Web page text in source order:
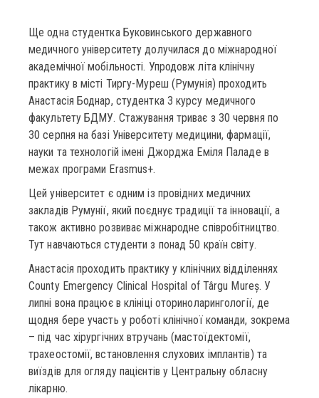
Ще одна студентка Буковинського державного
медичного університету долучилася до міжнародної
академічної мобільності. Упродовж літа клінічну
практику в місті Тиргу-Муреш (Румунія) проходить
Анастасія Боднар, студентка 3 курсу медичного
факультету БДМУ. Стажування триває з 30 червня по
30 серпня на базі Університету медицини, фармації,
науки та технологій імені Джорджа Еміля Паладе в
межах програми Erasmus+.
Цей університет є одним із провідних медичних
закладів Румунії, який поєднує традиції та інновації, а
також активно розвиває міжнародне співробітництво.
Тут навчаються студенти з понад 50 країн світу.
Анастасія проходить практику у клінічних відділеннях
County Emergency Clinical Hospital of Târgu Mureș. У
липні вона працює в клініці оториноларингології, де
щодня бере участь у роботі клінічної команди, зокрема
– під час хірургічних втручань (мастоїдектомії,
трахеостомії, встановлення слухових імплантів) та
виїздів для огляду пацієнтів у Центральну обласну
лікарню.